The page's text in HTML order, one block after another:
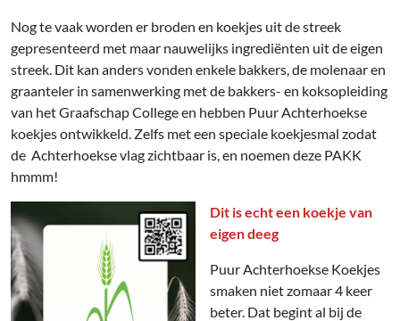
Nog te vaak worden er broden en koekjes uit de streek
gepresenteerd met maar nauwelijks ingrediënten uit de eigen
streek. Dit kan anders vonden enkele bakkers, de molenaar en
graanteler in samenwerking met de bakkers- en koksopleiding
van het Graafschap College en hebben Puur Achterhoekse
koekjes ontwikkeld. Zelfs met een speciale koekjesmal zodat
de Achterhoekse vlag zichtbaar is, en noemen deze PAKK
hmmm!
Dit is echt een koekje van
eigen deeg
Puur Achterhoekse Koekjes
smaken niet zomaar 4 keer
beter. Dat begint al bij de